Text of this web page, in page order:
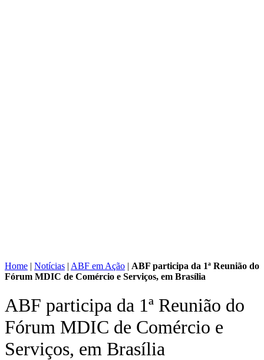
Home | Notícias | ABF em Ação | ABF participa da 1ª Reunião do
Fórum MDIC de Comércio e Serviços, em Brasília
ABF participa da 1ª Reunião do
Fórum MDIC de Comércio e
Serviços, em Brasília